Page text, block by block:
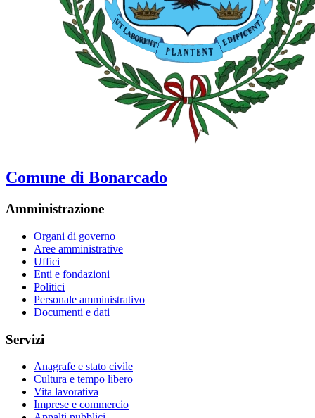
Comune di Bonarcado
Amministrazione
Organi di governo
Aree amministrative
Uffici
Enti e fondazioni
Politici
Personale amministrativo
Documenti e dati
Servizi
Anagrafe e stato civile
Cultura e tempo libero
Vita lavorativa
Imprese e commercio